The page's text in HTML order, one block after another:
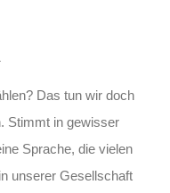
Das tun wir doch
Stimmt in gewisser
Sprache, die vielen
unserer Gesellschaft